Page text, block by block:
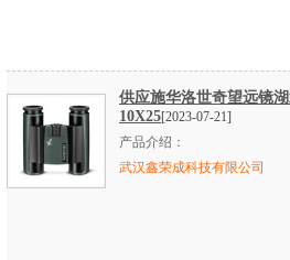
供应施华洛世奇望远镜
10X25[2023-07-21]
产品介绍：
武汉鑫荣成科技有限公司